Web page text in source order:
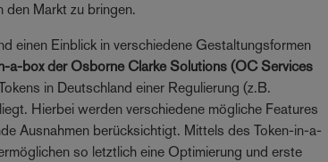
den Markt zu bringen.
einen Einblick in verschiedene Gestaltungsformen
a-box der Osborne Clarke Solutions (OC Services
in Deutschland einer Regulierung (z.B.
Hierbei werden verschiedene mögliche Features
Ausnahmen berücksichtigt. Mittels des Token-in-a-
so letztlich eine Optimierung und erste